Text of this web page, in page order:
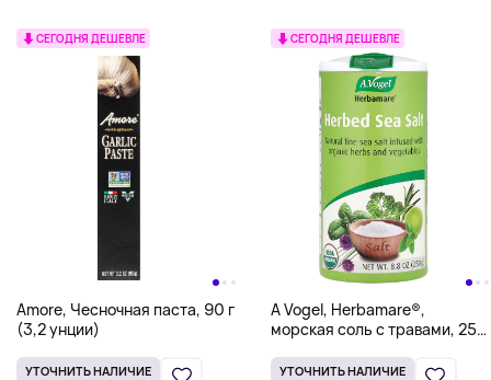
СЕГОДНЯ ДЕШЕВЛЕ
Amore, Чесночная паста, 90 г
(3,2 унции)
УТОЧНИТЬ НАЛИЧИЕ
СЕГОДНЯ ДЕШЕВЛЕ
A Vogel, Herbamare®,
морская соль с травами, 250
УТОЧНИТЬ НАЛИЧИЕ